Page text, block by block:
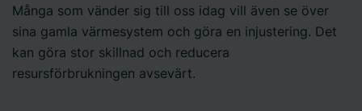
Många som vänder sig till oss idag vill även se över
sina gamla värmesystem och göra en injustering. Det
kan göra stor skillnad och reducera
resursförbrukningen avsevärt.